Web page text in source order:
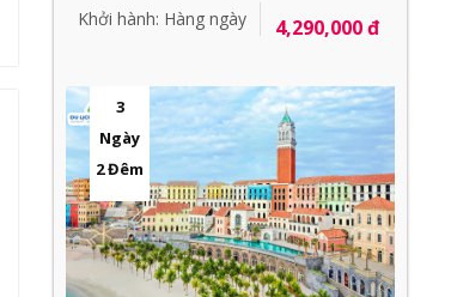
Khởi hành: Hàng ngày 4,290,000 đ
3
Ngày
2 Đêm